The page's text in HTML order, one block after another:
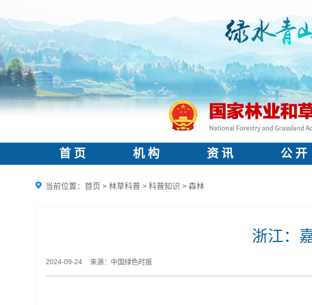
首 页 机 构 资 讯 公 开
当前位置： 首页 > 林草科普 > 科普知识 > 森林
浙江：
2024-09-24 来源：中国绿色时报